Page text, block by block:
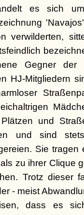
es sich
verwilderten,
Gegner
HJ-Mitgliedern
und
und sind
Sie tragen
zu ihrer Clique
Trotz dieser
- meist
dass es